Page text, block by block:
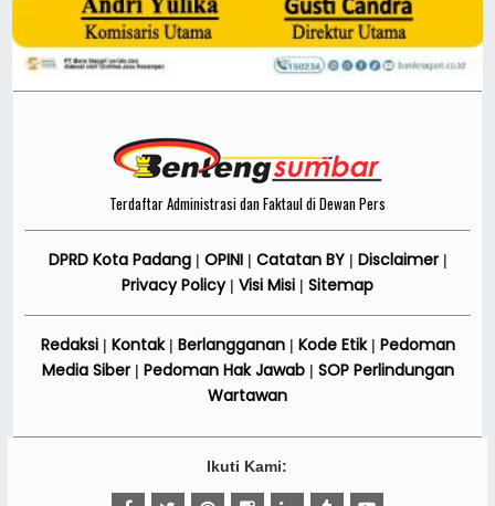
Terdaftar Administrasi dan Faktaul di Dewan Pers
DPRD Kota Padang| OPINI Catatan BY| Disclaimer|
Privacy Policy| Visi Misi Sitemap
Redaksi| Kontak| Berlangganan| Kode Etik| Pedoman
Media Siber| Pedoman Hak Jawab| SOP Perlindungan
Wartawan
Ikuti Kami: